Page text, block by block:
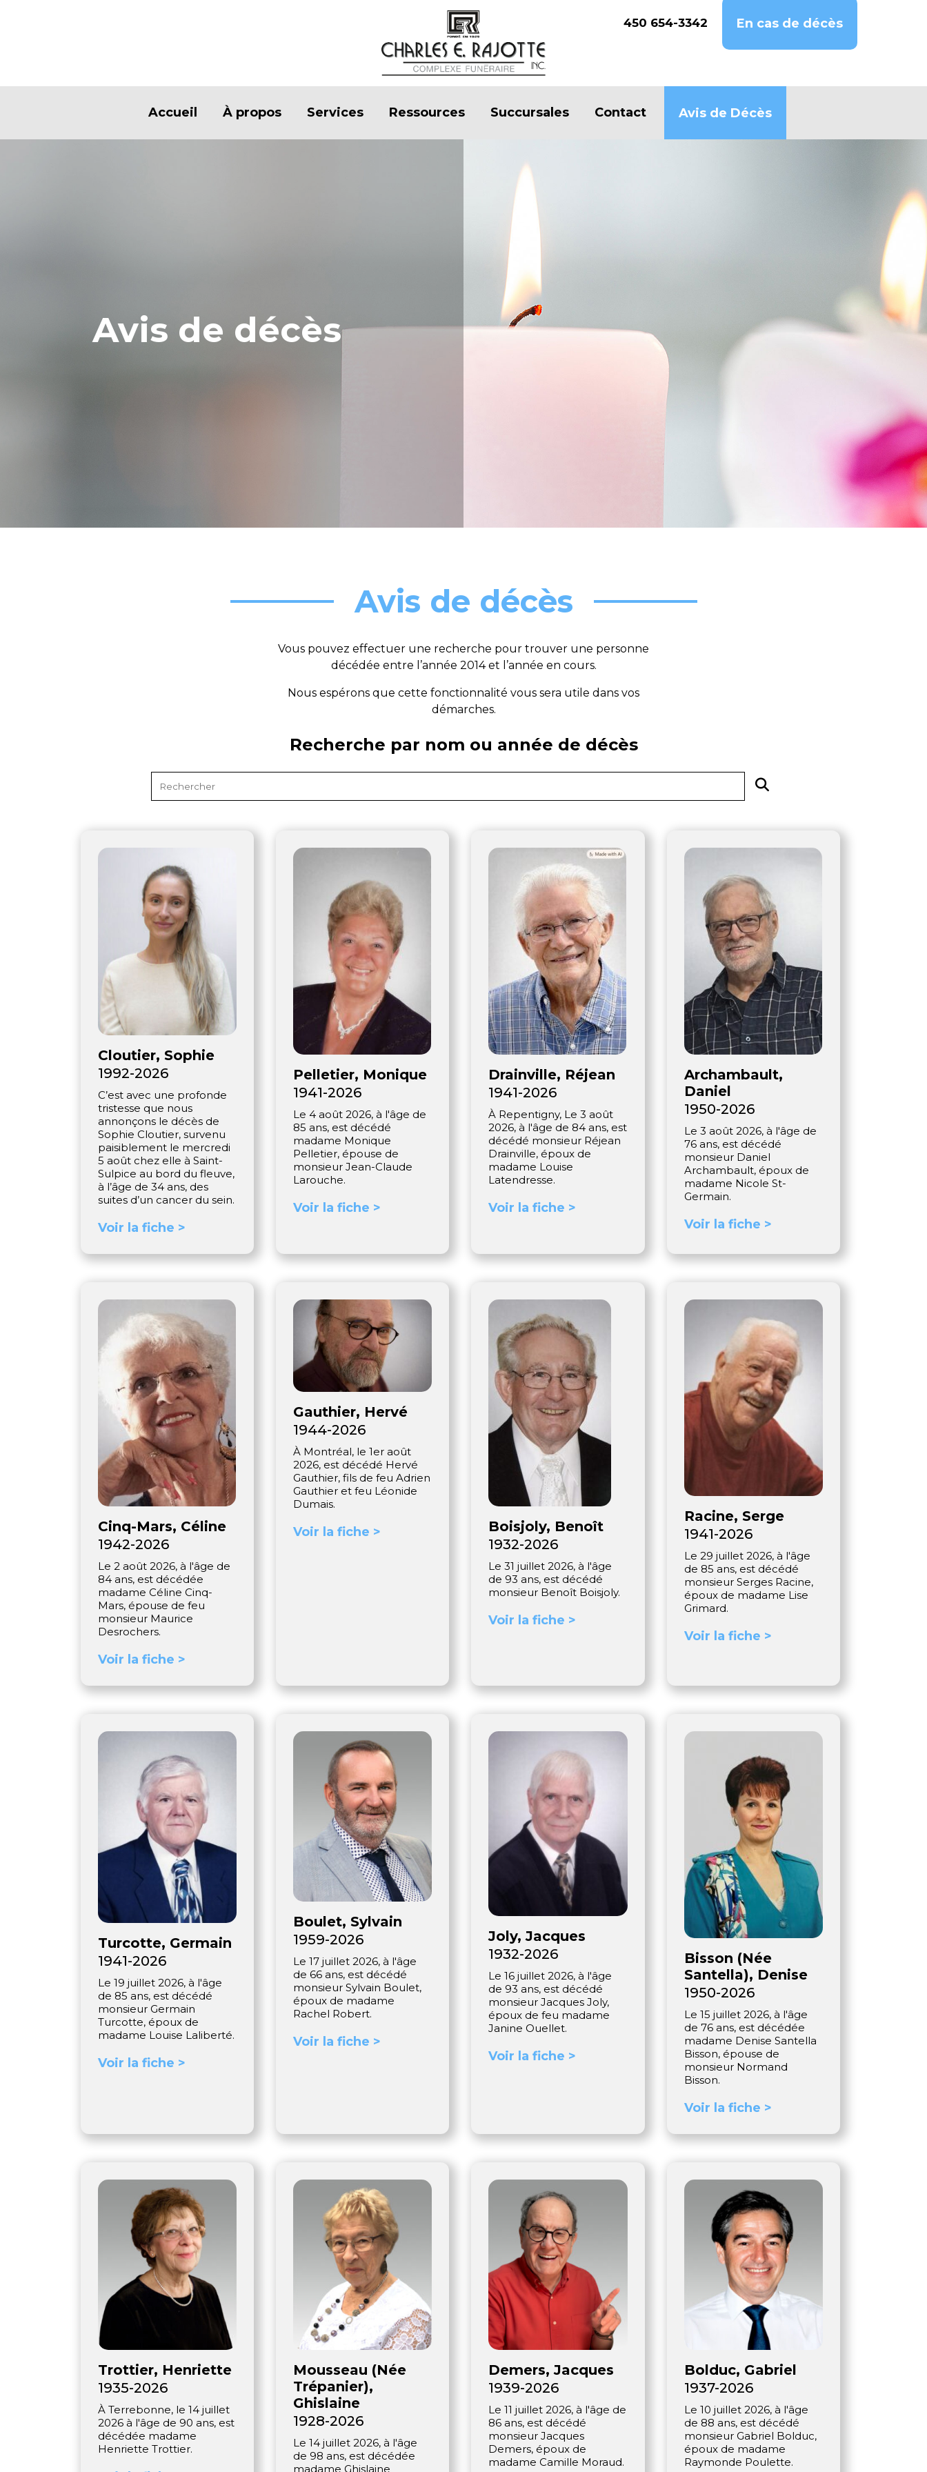
450 654-3342 En cas de décès
Accueil À propos Services Ressources Succursales Contact Avis de Décès
Avis de décès
Avis de décès
Vous pouvez effectuer une recherche pour trouver une personne
décédée entre l’année 2014 et l’année en cours.
Nous espérons que cette fonctionnalité vous sera utile dans vos
démarches.
Recherche par nom ou année de décès
Cloutier, Sophie
1992-2026
C’est avec une profonde
tristesse que nous
annonçons le décès de
Sophie Cloutier, survenu
paisiblement le mercredi
5 août chez elle à Saint-
Sulpice au bord du fleuve,
à l’âge de 34 ans, des
suites d’un cancer du sein.
Voir la fiche >
Pelletier, Monique
1941-2026
Le 4 août 2026, à l'âge de
85 ans, est décédé
madame Monique
Pelletier, épouse de
monsieur Jean-Claude
Larouche.
Voir la fiche >
Drainville, Réjean
1941-2026
À Repentigny, Le 3 août
2026, à l'âge de 84 ans, est
décédé monsieur Réjean
Drainville, époux de
madame Louise
Latendresse.
Voir la fiche >
Archambault,
Daniel
1950-2026
Le 3 août 2026, à l'âge de
76 ans, est décédé
monsieur Daniel
Archambault, époux de
madame Nicole St-
Germain.
Voir la fiche >
Cinq-Mars, Céline
1942-2026
Le 2 août 2026, à l'âge de
84 ans, est décédée
madame Céline Cinq-
Mars, épouse de feu
monsieur Maurice
Desrochers.
Voir la fiche >
Gauthier, Hervé
1944-2026
À Montréal, le 1er août
2026, est décédé Hervé
Gauthier, fils de feu Adrien
Gauthier et feu Léonide
Dumais.
Voir la fiche >
Boisjoly, Benoît
1932-2026
Le 31 juillet 2026, à l'âge
de 93 ans, est décédé
monsieur Benoît Boisjoly.
Voir la fiche >
Racine, Serge
1941-2026
Le 29 juillet 2026, à l'âge
de 85 ans, est décédé
monsieur Serges Racine,
époux de madame Lise
Grimard.
Voir la fiche >
Turcotte, Germain
1941-2026
Le 19 juillet 2026, à l'âge
de 85 ans, est décédé
monsieur Germain
Turcotte, époux de
madame Louise Laliberté.
Voir la fiche >
Boulet, Sylvain
1959-2026
Le 17 juillet 2026, à l'âge
de 66 ans, est décédé
monsieur Sylvain Boulet,
époux de madame
Rachel Robert.
Voir la fiche >
Joly, Jacques
1932-2026
Le 16 juillet 2026, à l'âge
de 93 ans, est décédé
monsieur Jacques Joly,
époux de feu madame
Janine Ouellet.
Voir la fiche >
Bisson (Née
Santella), Denise
1950-2026
Le 15 juillet 2026, à l'âge
de 76 ans, est décédée
madame Denise Santella
Bisson, épouse de
monsieur Normand
Bisson.
Voir la fiche >
Trottier, Henriette
1935-2026
À Terrebonne, le 14 juillet
2026 à l'âge de 90 ans, est
décédée madame
Henriette Trottier.
Mousseau (Née
Trépanier),
Ghislaine
1928-2026
Le 14 juillet 2026, à l'âge
de 98 ans, est décédée
madame Ghislaine
Demers, Jacques
1939-2026
Le 11 juillet 2026, à l'âge de
86 ans, est décédé
monsieur Jacques
Demers, époux de
madame Camille Moraud.
Bolduc, Gabriel
1937-2026
Le 10 juillet 2026, à l'âge
de 88 ans, est décédé
monsieur Gabriel Bolduc,
époux de madame
Raymonde Poulette.